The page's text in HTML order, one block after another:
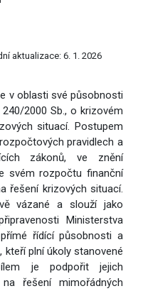
aktualizace: 6. 1. 2026
v oblasti své působnosti
2000 Sb., o krizovém
situací. Postupem
pravidlech a
zákonů, ve znění
svém rozpočtu finanční
řešení krizových situací.
vázané a slouží jako
Ministerstva
řídící působnosti a
plní úkoly stanovené
je podpořit jejich
řešení mimořádných